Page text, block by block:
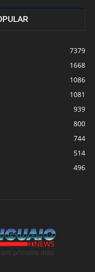
7379
1668
1086
1081
939
800
744
514
496